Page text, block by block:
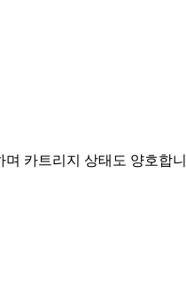
카트리지 상태도 양호합